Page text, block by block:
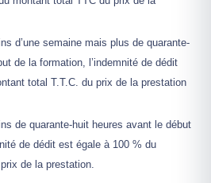
d’une semaine mais plus de quarante-
de la formation, l’indemnité de dédit
total T.T.C. du prix de la prestation
de quarante-huit heures avant le début
de dédit est égale à 100 % du
de la prestation.